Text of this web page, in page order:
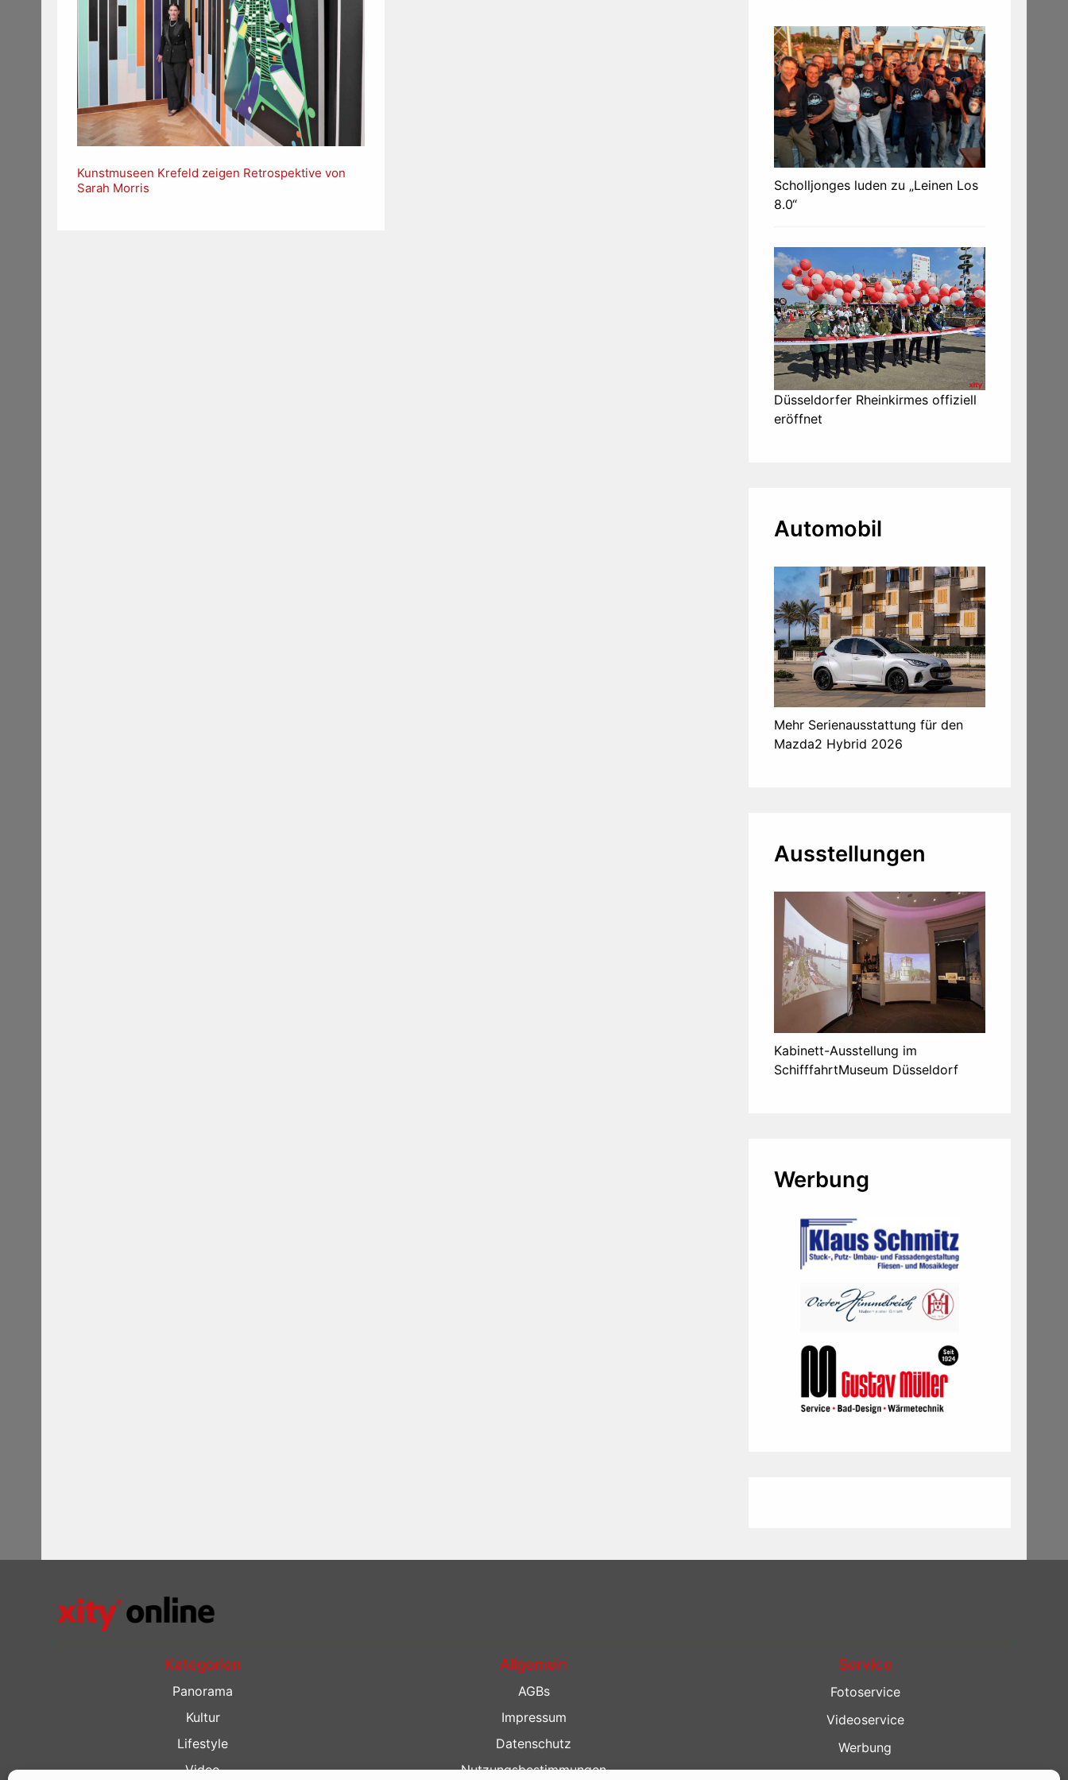
Kunstmuseen Krefeld zeigen Retrospektive von
Sarah Morris
Scholljonges luden zu „Leinen Los
8.0“
Düsseldorfer Rheinkirmes offiziell
eröffnet
Automobil
Mehr Serienausstattung für den
Mazda2 Hybrid 2026
Ausstellungen
Kabinett-Ausstellung im
SchifffahrtMuseum Düsseldorf
Werbung
Kategorien
Panorama
Kultur
Lifestyle
Video
Allgemein
AGBs
Impressum
Datenschutz
Nutzungsbestimmungen
Service
Fotoservice
Videoservice
Werbung